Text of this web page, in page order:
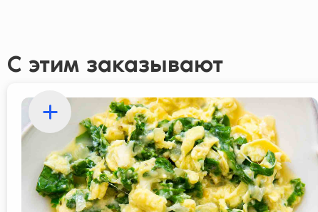
С этим заказывают